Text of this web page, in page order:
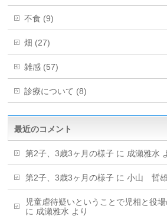
不食 (9)
畑 (27)
雑感 (57)
診療について (8)
最近のコメント
第2子、3歳3ヶ月の様子 に 成瀬雅水
第2子、3歳3ヶ月の様子 に小山 哲
児童虐待疑いということで児相と役
に 成瀬雅水 より